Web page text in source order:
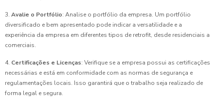
3. Avalie o Portfólio: Analise o portfólio da empresa. Um portfólio
diversificado e bem apresentado pode indicar a versatilidade e a
experiência da empresa em diferentes tipos de retrofit, desde residenciais a
comerciais.
4. Certificações e Licenças: Verifique se a empresa possui as certificações
necessárias e está em conformidade com as normas de segurança e
regulamentações locais. Isso garantirá que o trabalho seja realizado de
forma legal e segura.